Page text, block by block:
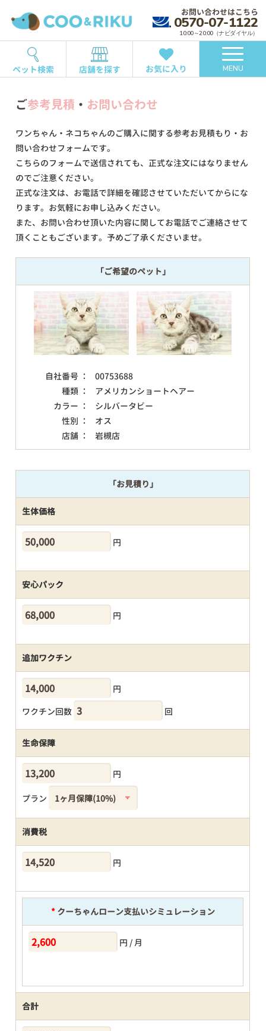
お問い合わせはこちら
0570-07-1122
10:00～20:00（ナビダイヤル）
ペット検索 店舗を探す お気に入り MENU
ご参考見積 ・ お問い合わせ
ワンちゃん・ネコちゃんのご購入に関する参考お見積もり・お
問い合わせフォームです。
こちらのフォームで送信されても、正式な注文にはなりません
のでご注意ください。
正式な注文は、お電話で詳細を確認させていただいてからにな
ります。お気軽にお申し込みください。
また、お問い合わせ頂いた内容に関してお電話でご連絡させて
頂くこともございます。予めご了承くださいませ。
「ご希望のペット」
自社番号 ：
00753688
種類 ：
アメリカンショートヘアー
カラー ：
シルバータビー
性別 ：
オス
店舗 ：
岩槻店
「お見積り」
生体価格
円
安心パック
円
追加ワクチン
円
ワクチン回数
回
生命保障
円
プラン
消費税
円
*クーちゃんローン支払いシミュレーション
円 / 月
合計